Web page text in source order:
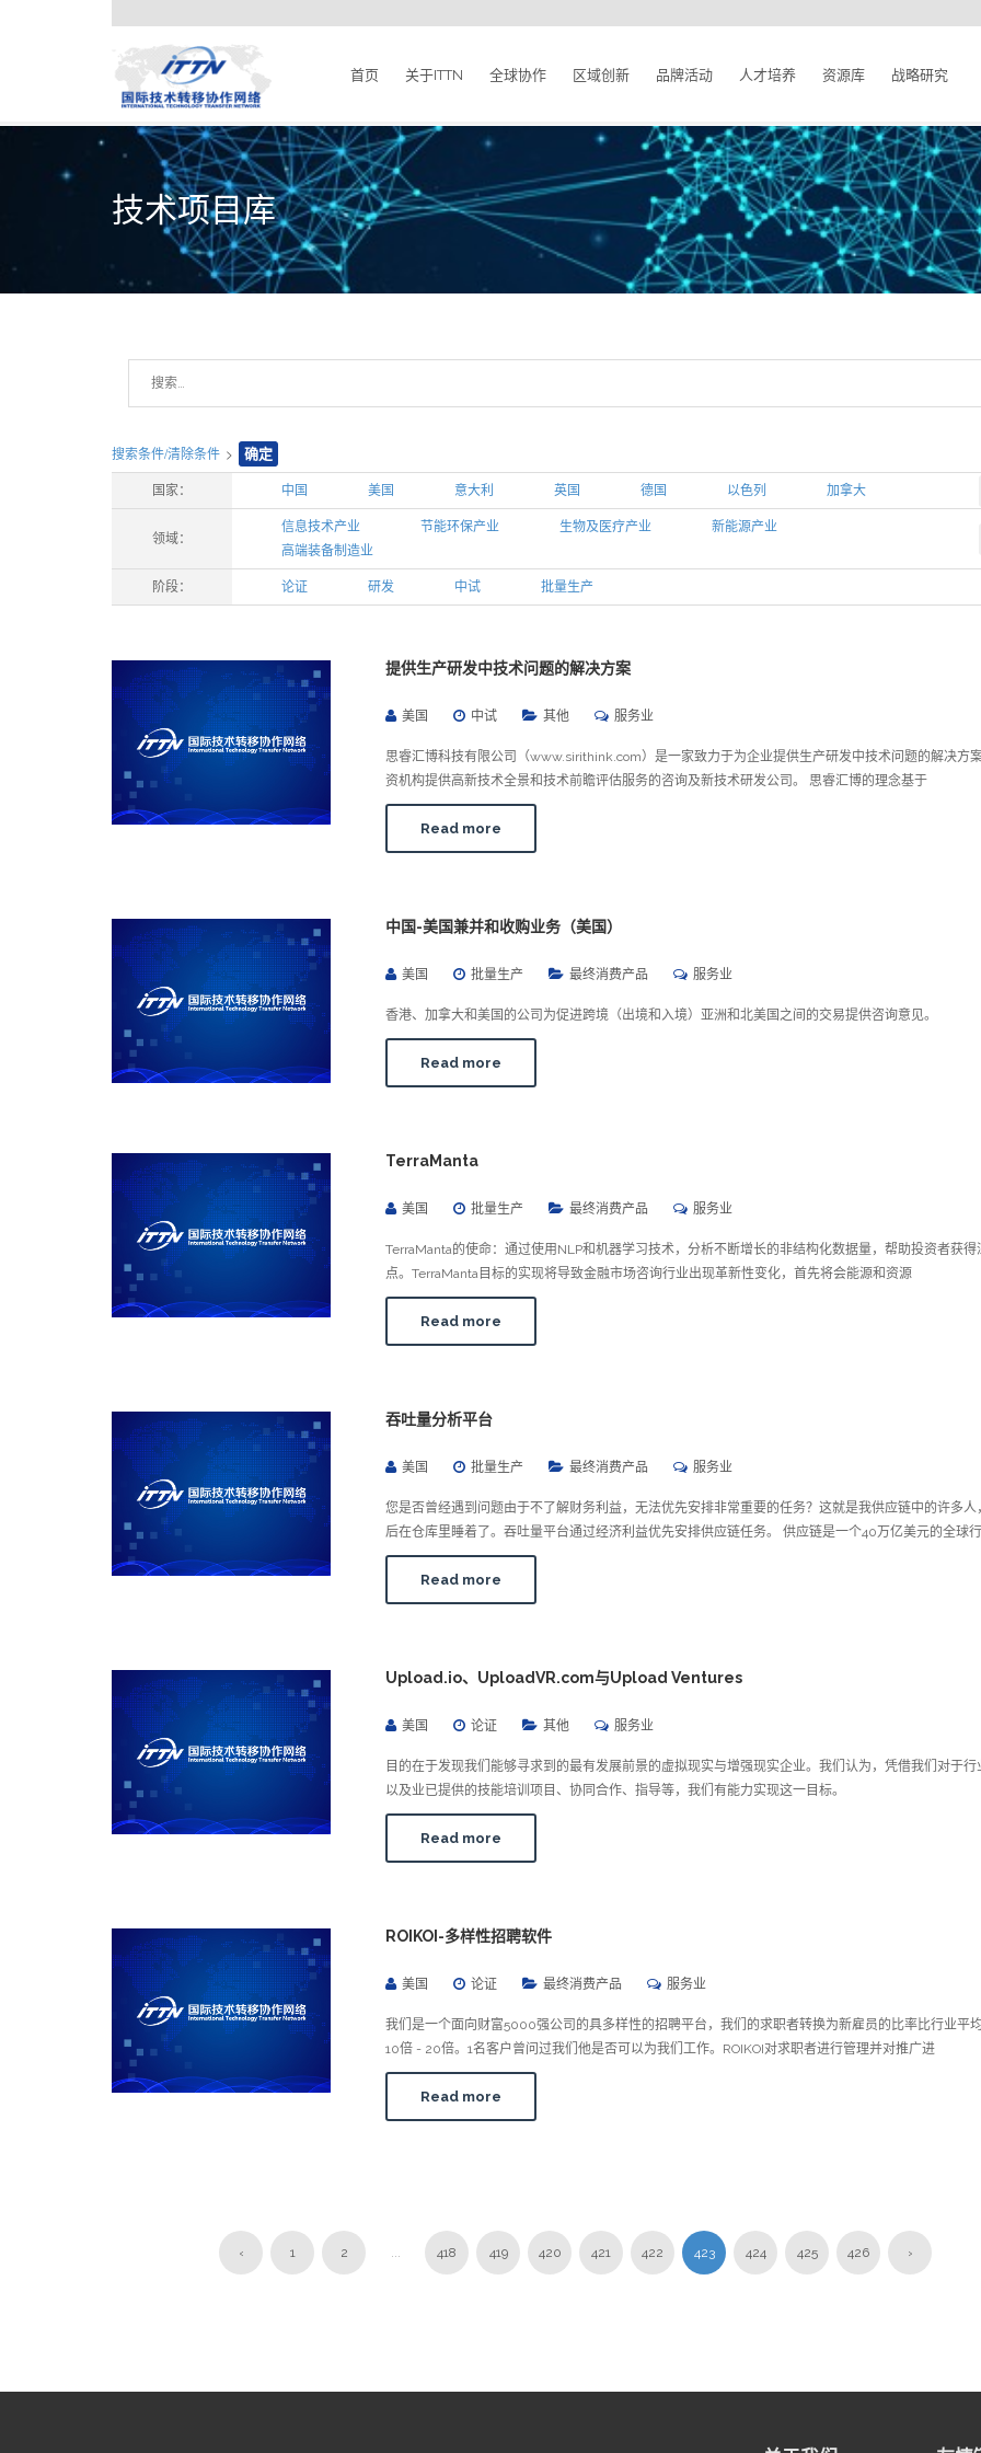
首页 关于ITTN 全球协作 区域创新 品牌活动 人才培养 资源库 战略研究
技术项目库
搜索条件/清除条件 > 确定
国家： 中国 美国 意大利 英国 德国 以色列 加拿大
领域：
信息技术产业 节能环保产业 生物及医疗产业
新能源产业
高端装备制造业
阶段： 论证 研发 中试 批量生产
提供生产研发中技术问题的解决方案
美国 中试 其他 服务业
思睿汇博科技有限公司（www.sirithink.com）是一家致力于为企业提供生产研发中技术问题的解决方
资机构提供高新技术全景和技术前瞻评估服务的咨询及新技术研发公司。 思睿汇博的理念基于
Read more
中国-美国兼并和收购业务（美国）
美国 批量生产 最终消费产品 服务业
香港、加拿大和美国的公司为促进跨境（出境和入境）亚洲和北美国之间的交易提供咨询意见。
Read more
TerraManta
美国 批量生产 最终消费产品 服务业
TerraManta的使命：通过使用NLP和机器学习技术，分析不断增长的非结构化数据量，帮助投资者获得
点。TerraManta目标的实现将导致金融市场咨询行业出现革新性变化，首先将会能源和资源
Read more
吞吐量分析平台
美国 批量生产 最终消费产品 服务业
您是否曾经遇到问题由于不了解财务利益，无法优先安排非常重要的任务？这就是我供应链中的许多人
后在仓库里睡着了。吞吐量平台通过经济利益优先安排供应链任务。 供应链是一个40万亿美元的全球行
Read more
Upload.io、UploadVR.com与Upload Ventures
美国 论证 其他 服务业
目的在于发现我们能够寻求到的最有发展前景的虚拟现实与增强现实企业。我们认为，凭借我们对于行
以及业已提供的技能培训项目、协同合作、指导等，我们有能力实现这一目标。
Read more
ROIKOI-多样性招聘软件
美国 论证 最终消费产品 服务业
我们是一个面向财富5000强公司的具多样性的招聘平台，我们的求职者转换为新雇员的比率比行业平
10倍 - 20倍。1名客户曾问过我们他是否可以为我们工作。ROIKOI对求职者进行管理并对推广进
Read more
‹ 1 2 ... 418 419 420 421 422 423 424 425 426 ›